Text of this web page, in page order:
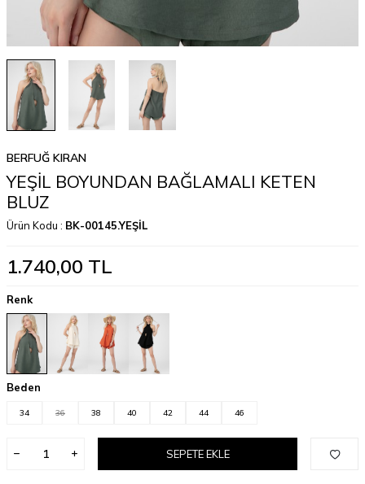
BERFUĞ KIRAN
YEŞİL BOYUNDAN BAĞLAMALI KETEN
BLUZ
Ürün Kodu : BK-00145.YEŞİL
1.740,00 TL
Renk
Beden
34 36 38 40 42 44 46
SEPETE EKLE